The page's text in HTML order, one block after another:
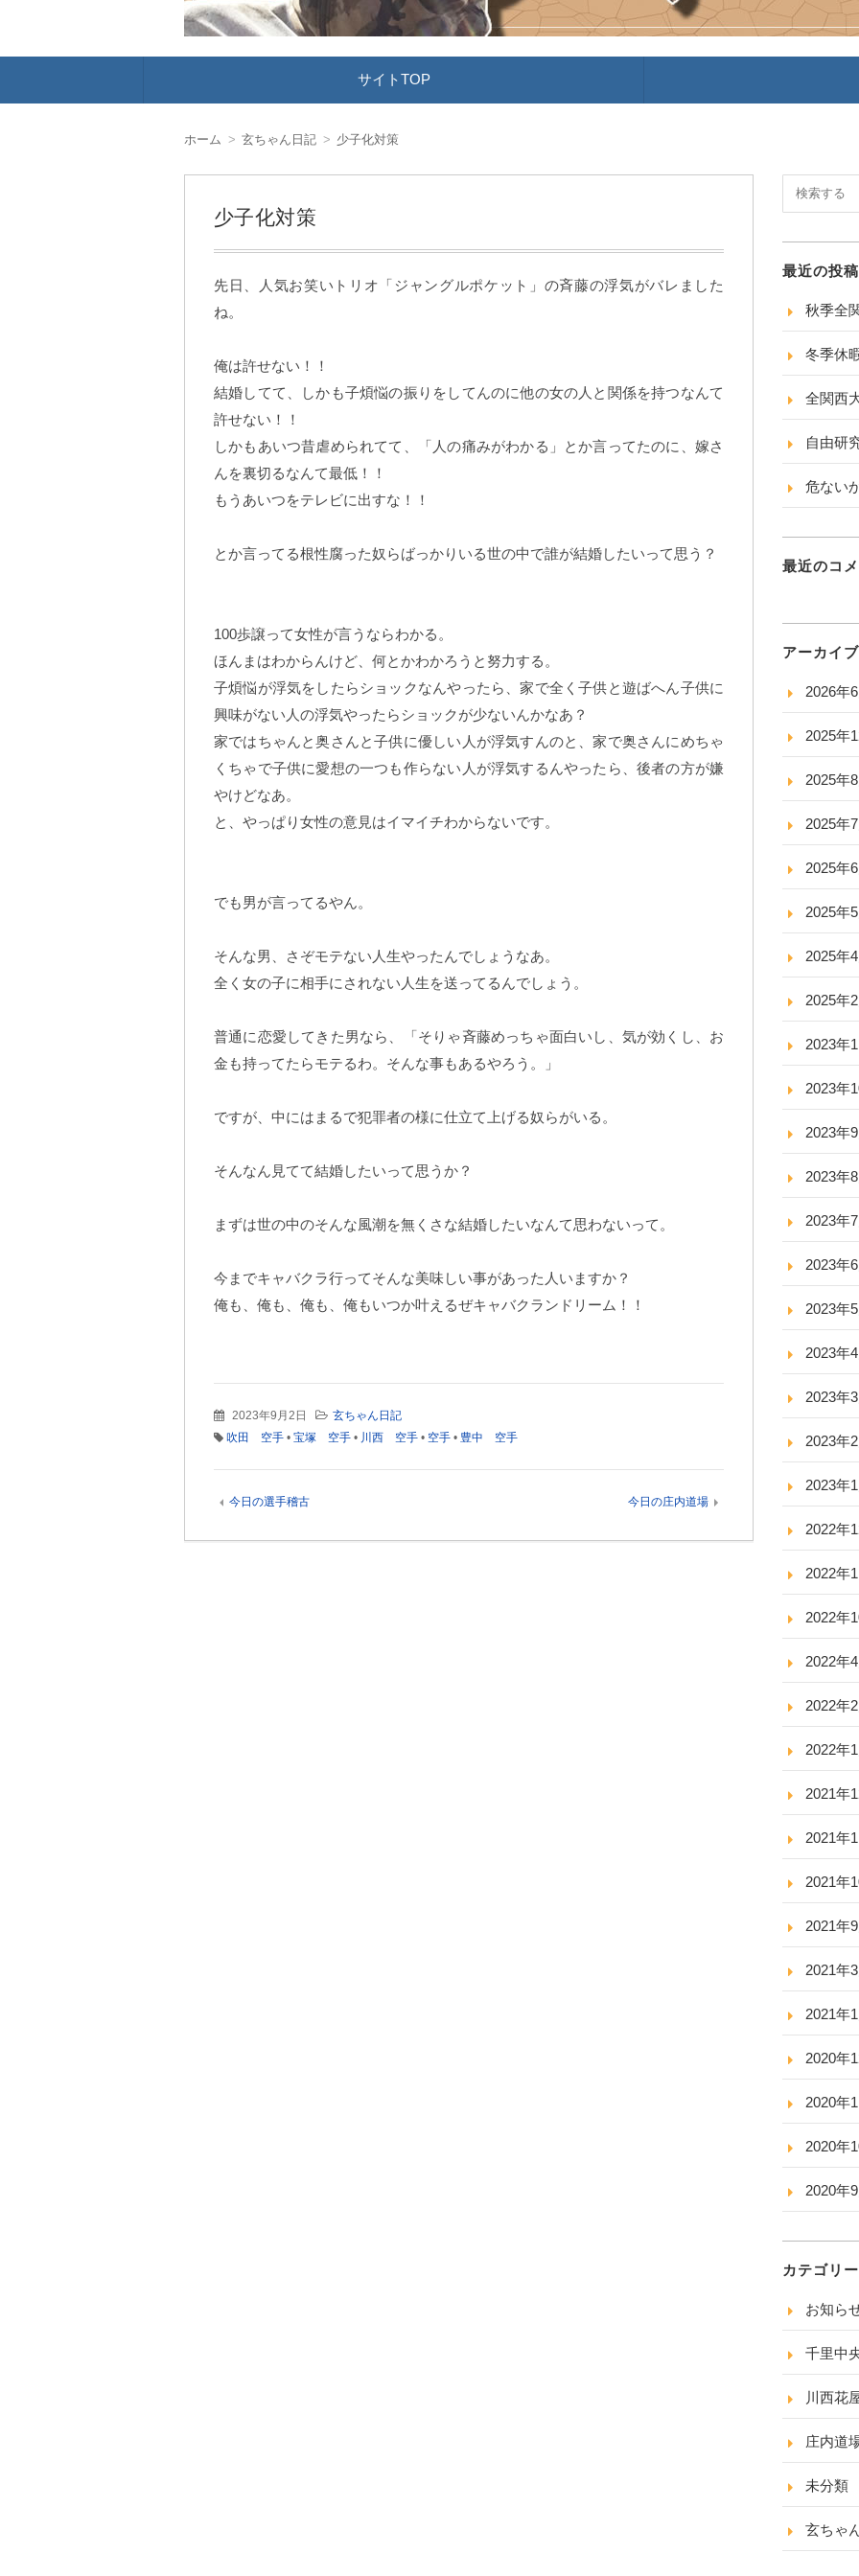
テ
サイトTOP
ホーム 玄ちゃん日記 少子化対策
少子化対策
先日、人気お笑いトリオ「ジャングルポケット」の斉藤の浮気がバレました
ね。
俺は許せない！！
結婚してて、しかも子煩悩の振りをしてんのに他の女の人と関係を持つなんて
許せない！！
しかもあいつ昔虐められてて、「人の痛みがわかる」とか言ってたのに、嫁さ
んを裏切るなんて最低！！
もうあいつをテレビに出すな！！
とか言ってる根性腐った奴らばっかりいる世の中で誰が結婚したいって思う？
100歩譲って女性が言うならわかる。
ほんまはわからんけど、何とかわかろうと努力する。
子煩悩が浮気をしたらショックなんやったら、家で全く子供と遊ばへん子供に
興味がない人の浮気やったらショックが少ないんかなあ？
家ではちゃんと奥さんと子供に優しい人が浮気すんのと、家で奥さんにめちゃ
くちゃで子供に愛想の一つも作らない人が浮気するんやったら、後者の方が嫌
やけどなあ。
と、やっぱり女性の意見はイマイチわからないです。
でも男が言ってるやん。
そんな男、さぞモテない人生やったんでしょうなあ。
全く女の子に相手にされない人生を送ってるんでしょう。
普通に恋愛してきた男なら、「そりゃ斉藤めっちゃ面白いし、気が効くし、お
金も持ってたらモテるわ。そんな事もあるやろう。」
ですが、中にはまるで犯罪者の様に仕立て上げる奴らがいる。
そんなん見てて結婚したいって思うか？
まずは世の中のそんな風潮を無くさな結婚したいなんて思わないって。
今までキャバクラ行ってそんな美味しい事があった人いますか？
俺も、俺も、俺も、俺もいつか叶えるぜキャバクランドリーム！！
2023年9月2日
玄ちゃん日記
吹田 空手 • 宝塚 空手 • 川西 空手 • 空手 • 豊中 空手
今日の選手稽古 今日の庄内道場
最近の投稿
秋季全
冬季休
全関西
自由研
危ない
最近のコ
アーカイブ
2026年6
2025年
2025年8
2025年7
2025年6
2025年5
2025年4
2025年2
2023年
2023年
2023年9
2023年8
2023年7
2023年6
2023年5
2023年4
2023年3
2023年2
2023年1
2022年
2022年
2022年
2022年4
2022年2
2022年1
2021年
2021年
2021年
2021年9
2021年3
2021年1
2020年
2020年
2020年
2020年9
カテゴリー
お知ら
千里中
川西花
庄内道
未分類
玄ちゃ